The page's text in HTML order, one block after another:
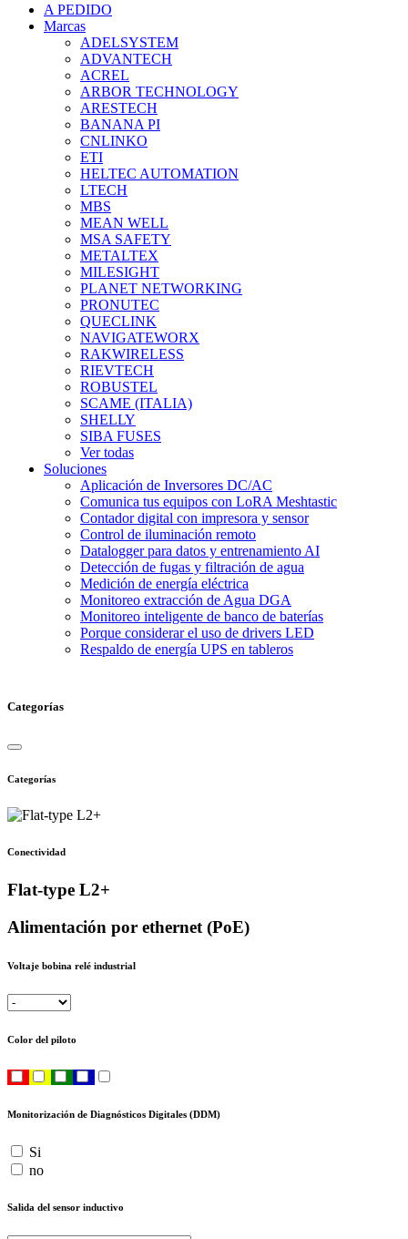
A PEDIDO
Marcas
ADELSYSTEM
ADVANTECH
ACREL
ARBOR TECHNOLOGY
ARESTECH
BANANA PI
CNLINKO
ETI
HELTEC AUTOMATION
LTECH
MBS
MEAN WELL
MSA SAFETY
METALTEX
MILESIGHT
PLANET NETWORKING
PRONUTEC
QUECLINK
NAVIGATEWORX
RAKWIRELESS
RIEVTECH
ROBUSTEL
SCAME (ITALIA)
SHELLY
SIBA FUSES
Ver todas
Soluciones
Aplicación de Inversores DC/AC
Comunica tus equipos con LoRA Meshtastic
Contador digital con impresora y sensor
Control de iluminación remoto
Datalogger para datos y entrenamiento AI
Detección de fugas y filtración de agua
Medición de energía eléctrica
Monitoreo extracción de Agua DGA
Monitoreo inteligente de banco de baterías
Porque considerar el uso de drivers LED
Respaldo de energía UPS en tableros
Categorías
Categorías
Conectividad
Flat-type L2+
Alimentación por ethernet (PoE)
Voltaje bobina relé industrial
Color del piloto
Monitorización de Diagnósticos Digitales (DDM)
Si
no
Salida del sensor inductivo